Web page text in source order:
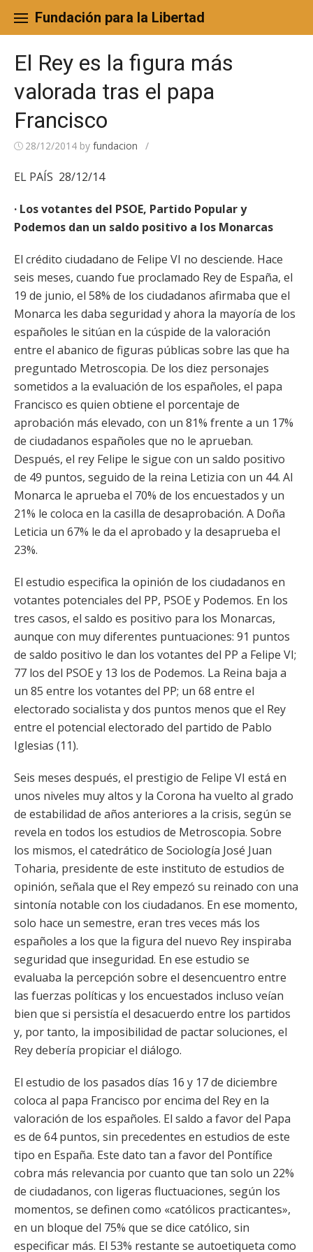
content
Fundación para la Libertad
El Rey es la figura más
valorada tras el papa
Francisco
28/12/2014 by fundacion /
EL PAÍS 28/12/14
· Los votantes del PSOE, Partido Popular y
Podemos dan un saldo positivo a los Monarcas
El crédito ciudadano de Felipe VI no desciende. Hace
seis meses, cuando fue proclamado Rey de España, el
19 de junio, el 58% de los ciudadanos afirmaba que el
Monarca les daba seguridad y ahora la mayoría de los
españoles le sitúan en la cúspide de la valoración
entre el abanico de figuras públicas sobre las que ha
preguntado Metroscopia. De los diez personajes
sometidos a la evaluación de los españoles, el papa
Francisco es quien obtiene el porcentaje de
aprobación más elevado, con un 81% frente a un 17%
de ciudadanos españoles que no le aprueban.
Después, el rey Felipe le sigue con un saldo positivo
de 49 puntos, seguido de la reina Letizia con un 44. Al
Monarca le aprueba el 70% de los encuestados y un
21% le coloca en la casilla de desaprobación. A Doña
Leticia un 67% le da el aprobado y la desaprueba el
23%.
El estudio especifica la opinión de los ciudadanos en
votantes potenciales del PP, PSOE y Podemos. En los
tres casos, el saldo es positivo para los Monarcas,
aunque con muy diferentes puntuaciones: 91 puntos
de saldo positivo le dan los votantes del PP a Felipe VI;
77 los del PSOE y 13 los de Podemos. La Reina baja a
un 85 entre los votantes del PP; un 68 entre el
electorado socialista y dos puntos menos que el Rey
entre el potencial electorado del partido de Pablo
Iglesias (11).
Seis meses después, el prestigio de Felipe VI está en
unos niveles muy altos y la Corona ha vuelto al grado
de estabilidad de años anteriores a la crisis, según se
revela en todos los estudios de Metroscopia. Sobre
los mismos, el catedrático de Sociología José Juan
Toharia, presidente de este instituto de estudios de
opinión, señala que el Rey empezó su reinado con una
sintonía notable con los ciudadanos. En ese momento,
solo hace un semestre, eran tres veces más los
españoles a los que la figura del nuevo Rey inspiraba
seguridad que inseguridad. En ese estudio se
evaluaba la percepción sobre el desencuentro entre
las fuerzas políticas y los encuestados incluso veían
bien que si persistía el desacuerdo entre los partidos
y, por tanto, la imposibilidad de pactar soluciones, el
Rey debería propiciar el diálogo.
El estudio de los pasados días 16 y 17 de diciembre
coloca al papa Francisco por encima del Rey en la
valoración de los españoles. El saldo a favor del Papa
es de 64 puntos, sin precedentes en estudios de este
tipo en España. Este dato tan a favor del Pontífice
cobra más relevancia por cuanto que tan solo un 22%
de ciudadanos, con ligeras fluctuaciones, según los
momentos, se definen como «católicos practicantes»,
en un bloque del 75% que se dice católico, sin
especificar más. El 53% restante se autoetiqueta como